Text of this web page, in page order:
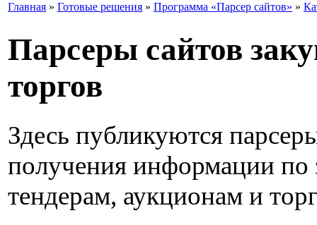
Главная » Готовые решения » Программа «Парсер сайтов» »
Парсеры сайтов
торгов
Здесь публикуются
получения информации по
тендерам, аукционам и